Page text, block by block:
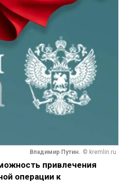
Владимир Путин. © kremlin.ru
привлечения
операции к